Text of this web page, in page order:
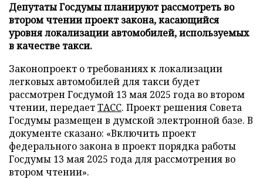
Депутаты Госдумы планируют рассмотреть во
втором чтении проект закона, касающийся
уровня локализации автомобилей, используемых
в качестве такси.
Законопроект о требованиях к локализации
легковых автомобилей для такси будет
рассмотрен Госдумой 13 мая 2025 года во втором
чтении, передаетТАСС. Проект решения Совета
Госдумы размещен в думской электронной базе. В
документе сказано: «Включить проект
федерального закона в проект порядка работы
Госдумы 13 мая 2025 года для рассмотрения во
втором чтении».